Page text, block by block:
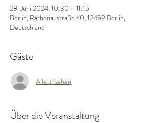
28. Juni 2024, 10:30 – 11:15
Berlin, Rathenaustraße 40, 12459 Berlin,
Deutschland
Gäste
Alle ansehen
Über die Veranstaltung